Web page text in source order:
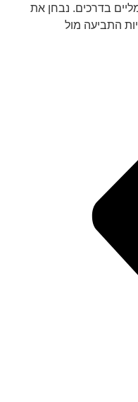
בדרכים. נבחן את
התביעה מול